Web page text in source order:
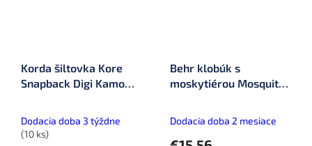
Korda šiltovka Kore
Snapback Digi Kamo
Dodacia doba 3 týždne
(10 ks)
Behr klobúk s
moskytiérou Mosquito
Dodacia doba 2 mesiace